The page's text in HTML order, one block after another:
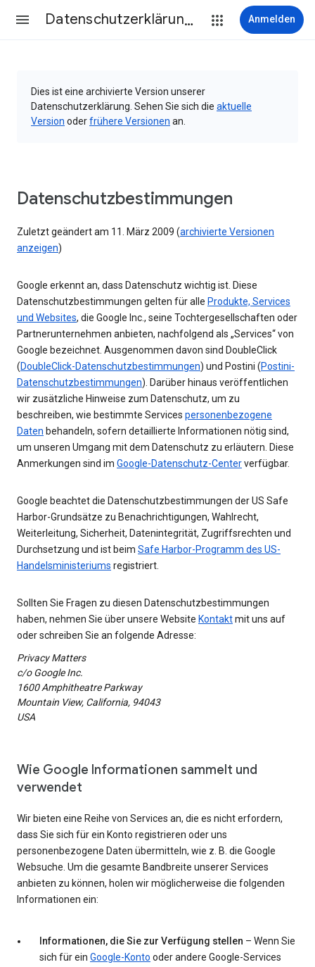
Datenschutzerklärung & Nutzungsbedingungen Anmelden
Dies ist eine archivierte Version unserer
Datenschutzerklärung. Sehen Sie sich die aktuelle
Version oderfrühere Versionen an.
Datenschutzbestimmungen
Zuletzt geändert am 11. März 2009 (archivierte Versionen
anzeigen)
Google erkennt an, dass Datenschutz wichtig ist. Diese
Datenschutzbestimmungen gelten für alle Produkte, Services
und Websites, die Google Inc., seine Tochtergesellschaften oder
Partnerunternehmen anbieten, nachfolgend als „Services“ von
Google bezeichnet. Ausgenommen davon sind DoubleClick
(DoubleClick-Datenschutzbestimmungen) und Postini (Postini-
Datenschutzbestimmungen). Darüber hinaus veröffentlichen
wir zusätzliche Hinweise zum Datenschutz, um zu
beschreiben, wie bestimmte Services personenbezogene
Daten behandeln, sofern detaillierte Informationen nötig sind,
um unseren Umgang mit dem Datenschutz zu erläutern. Diese
Anmerkungen sind im Google-Datenschutz-Centerverfügbar.
Google beachtet die Datenschutzbestimmungen der US Safe
Harbor-Grundsätze zu Benachrichtigungen, Wahlrecht,
Weiterleitung, Sicherheit, Datenintegrität, Zugriffsrechten und
Durchsetzung und ist beim Safe Harbor-Programm des US-
Handelsministeriums registriert.
Sollten Sie Fragen zu diesen Datenschutzbestimmungen
haben, nehmen Sie über unsere Website Kontaktmit uns auf
oder schreiben Sie an folgende Adresse:
Privacy Matters
c/o Google Inc.
1600 Amphitheatre Parkway
Mountain View, California, 94043
USA
Wie Google Informationen sammelt und
verwendet
Wir bieten eine Reihe von Services an, die es nicht erfordern,
dass Sie sich für ein Konto registrieren oder uns
personenbezogene Daten übermitteln, wie z. B. die Google
Websuche. Um die gesamte Bandbreite unserer Services
anbieten zu können, holen wir möglicherweise die folgenden
Informationen ein:
Informationen, die Sie zur Verfügung stellen – Wenn Sie
sich für ein Google-Konto oder andere Google-Services